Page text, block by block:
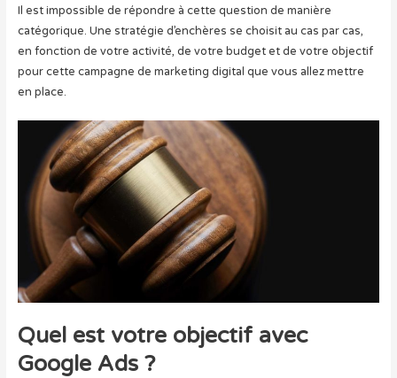
Il est impossible de répondre à cette question de manière
catégorique. Une stratégie d’enchères se choisit au cas par cas,
en fonction de votre activité, de votre budget et de votre objectif
pour cette campagne de marketing digital que vous allez mettre
en place.
Quel est votre objectif avec
Google Ads ?